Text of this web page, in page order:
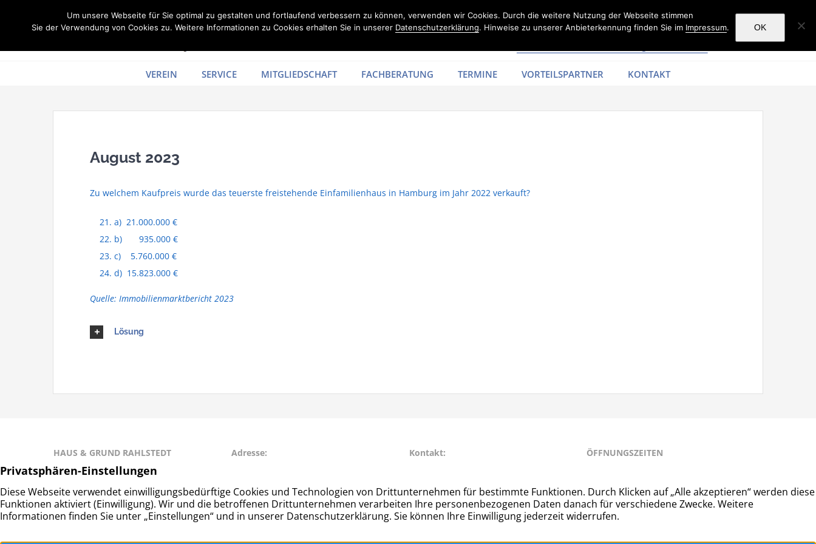
VEREIN SERVICE MITGLIEDSCHAFT FACHBERATUNG TERMINE VORTEILSPARTNER KONTAKT
August 2023
Zu welchem Kaufpreis wurde das teuerste freistehende Einfamilienhaus in Hamburg im Jahr 2022 verkauft?
a) 21.000.000 €
b) 935.000 €
c) 5.760.000 €
d) 15.823.000 €
Quelle: Immobilienmarktbericht 2023
Lösung
HAUS & GRUND RAHLSTEDT
Haus- und Grundeigentümerverein
Hamburg-Rahlstedt e.V.
Adresse:
22143 Hamburg
Kontakt:
info@hug-rahlstedt.de
ÖFFNUNGSZEITEN
Dienstag • Donnerstag: 13:00 – 18:00
© Haus- und Grundeigentümerverein Hamburg-Rahlstedt e.V.2026 |Datenschutz|Impressum
Um unsere Webseite für Sie optimal zu gestalten und fortlaufend verbessern zu können, verwenden wir Cookies. Durch die weitere Nutzung der Webseite stimmen
Sie der Verwendung von Cookies zu. Weitere Informationen zu Cookies erhalten Sie in unserer Datenschutzerklärung. Hinweise zu unserer Anbieterkennung finden Sie im Impressum. OK